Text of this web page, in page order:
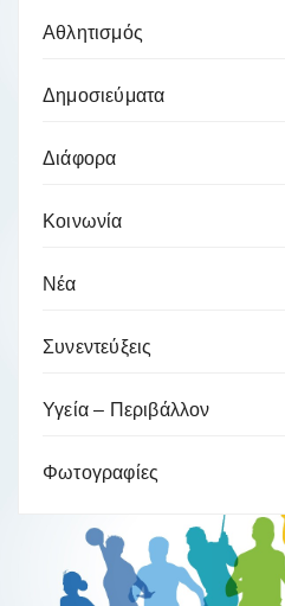
Αθλητισμός
Δημοσιεύματα
Διάφορα
Κοινωνία
Νέα
Συνεντεύξεις
Υγεία – Περιβάλλον
Φωτογραφίες